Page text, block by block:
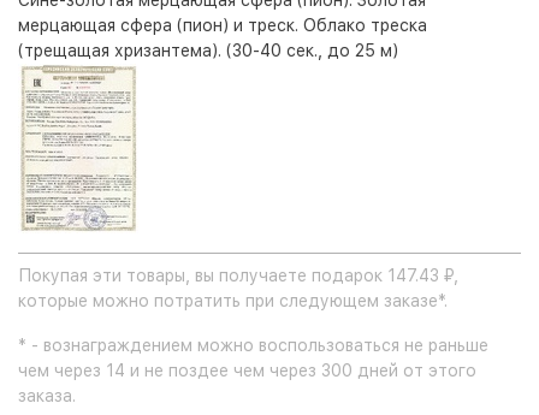
мерцающая сфера (пион) и треск. Облако треска
(трещащая хризантема). (30-40 сек., до 25 м)
Покупая эти товары, вы получаете подарок 147.43 ₽,
которые можно потратить при следующем заказе*.
* - вознаграждением можно воспользоваться не раньше
чем через 14 и не поздее чем через 300 дней от этого
заказа.